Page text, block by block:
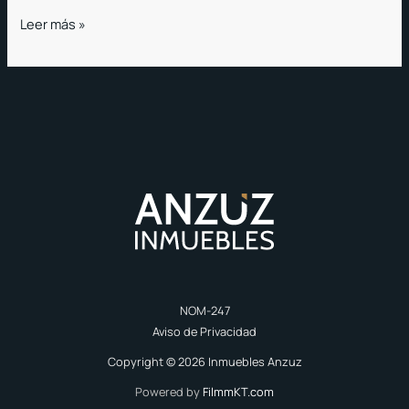
Leer más »
NOM-247
Aviso de Privacidad
Copyright © 2026 Inmuebles Anzuz
Powered byFilmmKT.com